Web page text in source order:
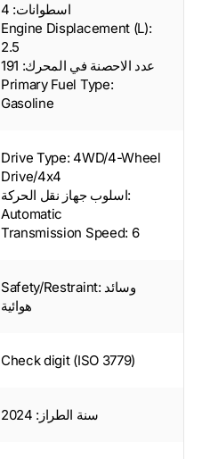
اسطوانات: 4
Engine Displacement (L):
2.5
عدد الاحصنة في المحرك: 191
Primary Fuel Type:
Gasoline
Drive Type: 4WD/4-Wheel
Drive/4x4
اسلوب جهاز نقل الحركة:
Automatic
Transmission Speed: 6
Safety/Restraint: وسائد
هوائية
Check digit (ISO 3779)
سنة الطراز: 2024